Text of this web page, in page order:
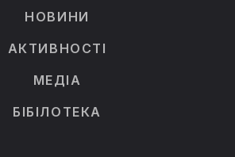
НОВИНИ
АКТИВНОСТІ
МЕДІА
БІБІЛОТЕКА